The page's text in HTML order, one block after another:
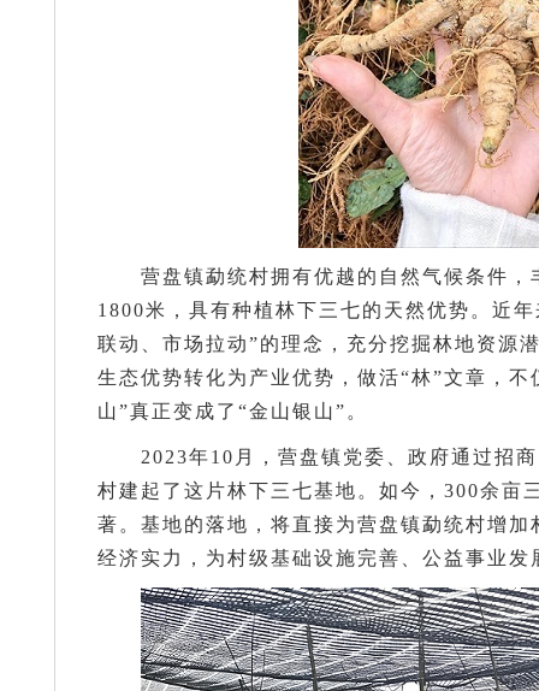
营盘镇勐统村拥有优越的自然气候条件
1800米，具有种植林下三七的天然优势。近
联动、市场拉动”的理念，充分挖掘林地资源
生态优势转化为产业优势，做活“林”文章，
山”真正变成了“金山银山”。
2023年10月，营盘镇党委、政府通过招
村建起了这片林下三七基地。如今，300余亩
著。基地的落地，将直接为营盘镇勐统村增
经济实力，为村级基础设施完善、公益事业